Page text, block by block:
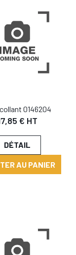
0146204
€ HT
DÉTAIL
AU PANIER